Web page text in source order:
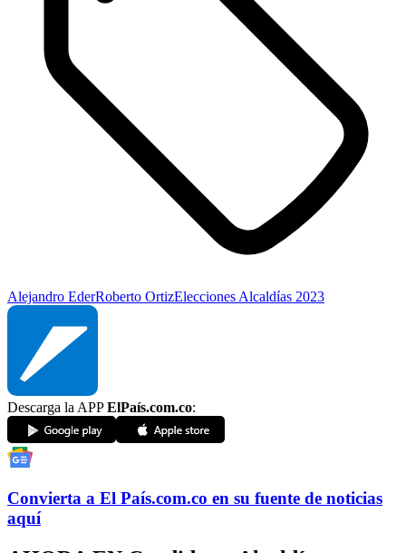
Alejandro EderRoberto OrtizElecciones Alcaldías 2023
Descarga la APPElPaís.com.co:
Convierta a El País.com.co en su fuente de noticias
aquí